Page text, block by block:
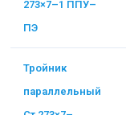
273×7–1 ППУ–
ПЭ
Тройник
параллельный